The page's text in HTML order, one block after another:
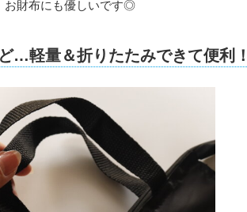
お財布にも優しいです◎
…軽量＆折りたたみできて便利！